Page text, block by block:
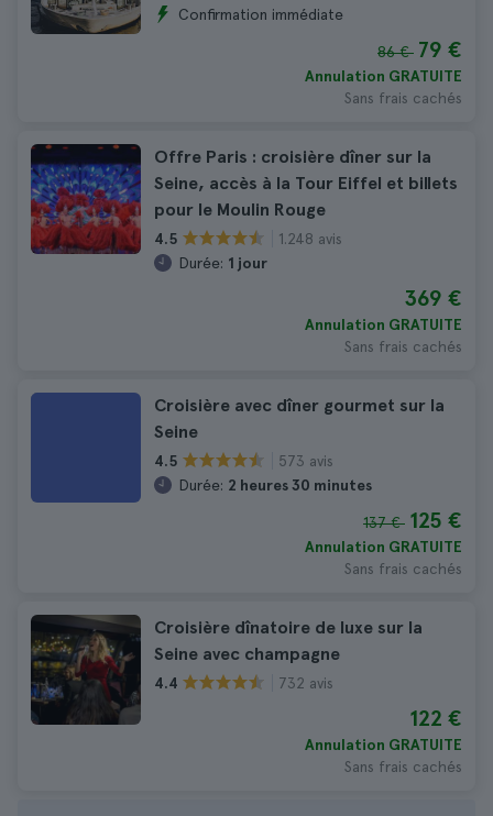
Confirmation immédiate
86 € 79 €
Annulation GRATUITE
Sans frais cachés
Offre Paris : croisière dîner sur la
Seine, accès à la Tour Eiffel et billets
pour le Moulin Rouge
4.5
1.248 avis
Durée: 1 jour
369 €
Annulation GRATUITE
Sans frais cachés
Croisière avec dîner gourmet sur la
Seine
4.5
573 avis
Durée: 2 heures 30 minutes
137 € 125 €
Annulation GRATUITE
Sans frais cachés
Croisière dînatoire de luxe sur la
Seine avec champagne
4.4 732 avis
122 €
Annulation GRATUITE
Sans frais cachés